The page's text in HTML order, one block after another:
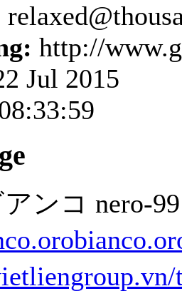
http://
Jul 2015
ンコ nero-